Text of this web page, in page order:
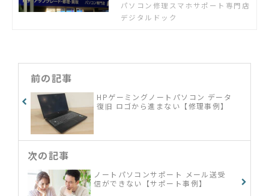
超えてすぐ南西側。駐車場あり。
「パソコンが故障した」「スマホの
パソコン修理スマホサポート専門店
デジタルドック
前の記事
HPゲーミングノートパソコン データ
復旧 ロゴから進まない【修理事例】
次の記事
ノートパソコンサポート メール送受
信ができない【サポート事例】